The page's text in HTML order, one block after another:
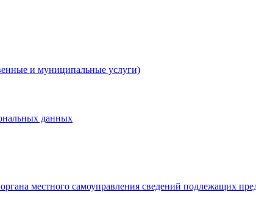
и муниципальные услуги)
данных
местного самоуправления сведений подлежащих